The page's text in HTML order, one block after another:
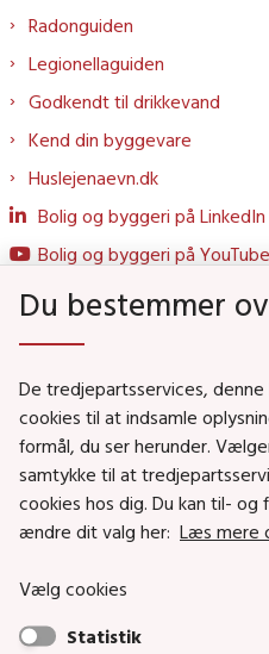
Radonguiden
Legionellaguiden
Godkendt til drikkevand
Kend din byggevare
Huslejenaevn.dk
Bolig og byggeri på LinkedIn
Bolig og byggeri på YouTube
Social- og Boligministeriet
Job i Social- og Boligstyrelsen
Puljer og tilskud
Nyhedsbreve
Social- og Boligstyrelsens
Du bestemmer
De tredjepartsservices,
cookies til at indsamle
formål, du ser herunder.
samtykke til at
cookies hos dig. Du kan til-
ændre dit valg her: Læs mere
Vælg cookies
Statistik